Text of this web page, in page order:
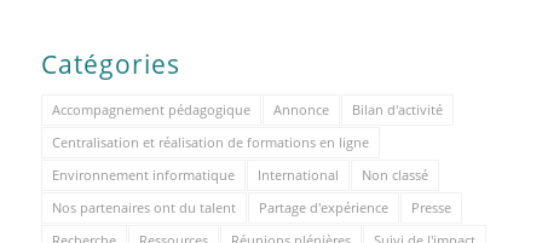
Catégories
Accompagnement pédagogique Annonce
Bilan d'activité
Centralisation et réalisation de formations en ligne
Environnement informatique
International
Non classé
Nos partenaires ont du talent
Partage d'expérience
Presse